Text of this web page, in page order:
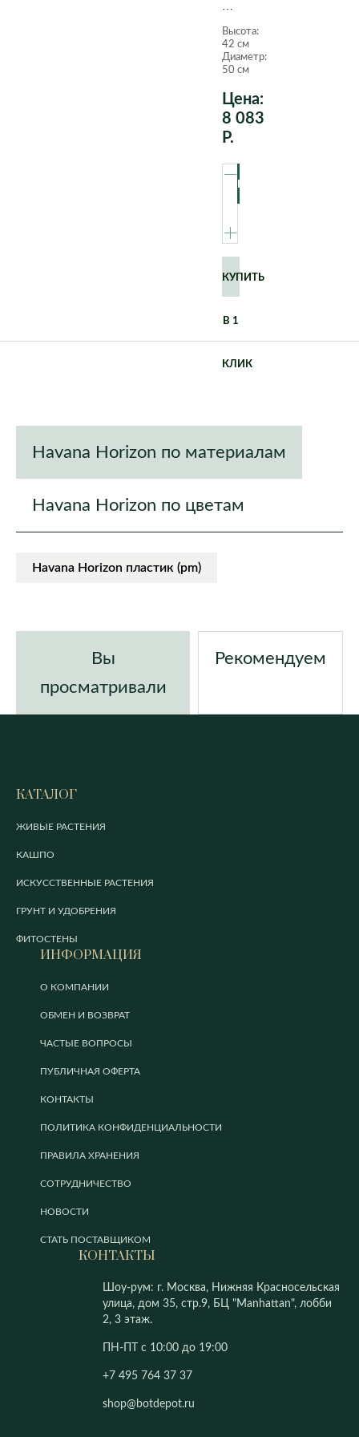
Артевази
Horizon
D50
H42
антрацит
матовое
Высота:
42 см
Диаметр:
50 см
Цена:
8 083
Р.
КУПИТЬ
В 1
КЛИК
Havana Horizon по материалам
Havana Horizon по цветам
Havana Horizon пластик (pm)
Вы
просматривали
Рекомендуем
КАТАЛОГ
ЖИВЫЕ РАСТЕНИЯ
КАШПО
ИСКУССТВЕННЫЕ РАСТЕНИЯ
ГРУНТ И УДОБРЕНИЯ
ФИТОСТЕНЫ
ИНФОРМАЦИЯ
О КОМПАНИИ
ОБМЕН И ВОЗВРАТ
ЧАСТЫЕ ВОПРОСЫ
ПУБЛИЧНАЯ ОФЕРТА
КОНТАКТЫ
ПОЛИТИКА КОНФИДЕНЦИАЛЬНОСТИ
ПРАВИЛА ХРАНЕНИЯ
СОТРУДНИЧЕСТВО
НОВОСТИ
СТАТЬ ПОСТАВЩИКОМ
КОНТАКТЫ
Шоу-рум: г. Москва, Нижняя Красносельская
улица, дом 35, стр.9, БЦ "Manhattan", лобби
2, 3 этаж.
ПН-ПТ с 10:00 до 19:00
+7 495 764 37 37
shop@botdepot.ru